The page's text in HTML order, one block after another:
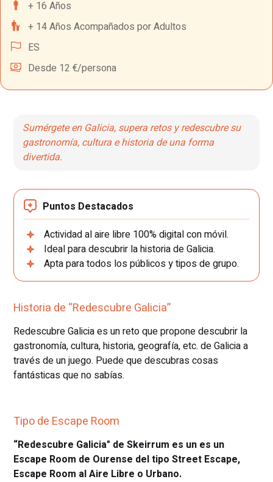
+ 16 Años
+ 14 Años Acompañados por Adultos
ES
Desde 12 €/persona
Sumérgete en Galicia, supera retos y redescubre su
gastronomía, cultura e historia de una forma
divertida.
Puntos Destacados
Actividad al aire libre 100% digital con móvil.
Ideal para descubrir la historia de Galicia.
Apta para todos los públicos y tipos de grupo.
Historia de “Redescubre Galicia”
Redescubre Galicia es un reto que propone descubrir la
gastronomía, cultura, historia, geografía, etc. de Galicia a
través de un juego. Puede que descubras cosas
fantásticas que no sabías.
Tipo de Escape Room
“Redescubre Galicia" de Skeirrum es un es un
Escape Room de Ourense del tipo Street Escape,
Escape Room al Aire Libre o Urbano.